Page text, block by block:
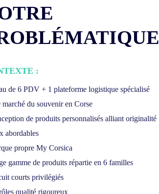
:
de 6 PDV + 1 plateforme logistique spécialisé
marché du souvenir en Corse
de produits personnalisés alliant originalité
abordables
propre My Corsica
gamme de produits répartie en 6 familles
courts privilégiés
qualité rigoureux